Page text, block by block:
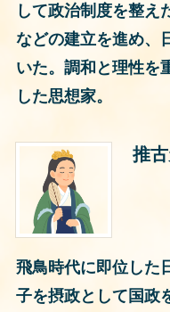
して政治制度を整え
などの建立を進め、
いた。調和と理性を
した思想家。
推
飛鳥時代に即位した
子を摂政として国政